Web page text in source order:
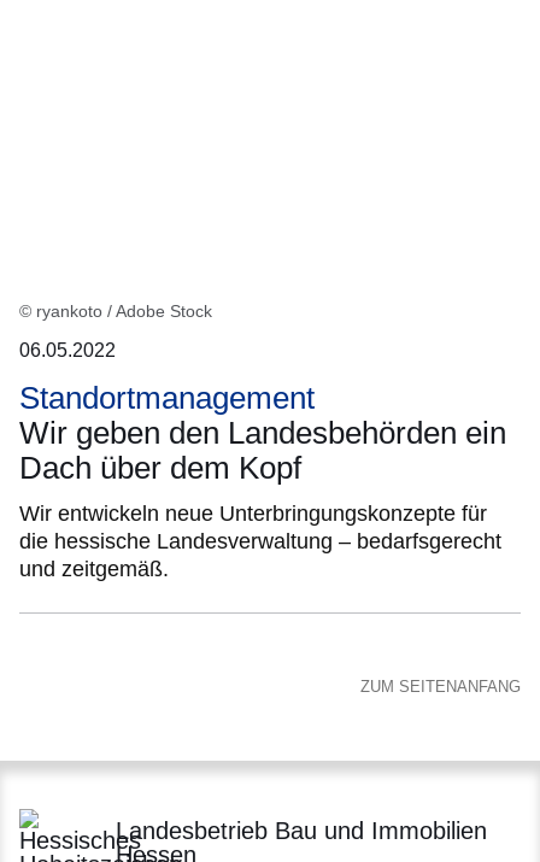
© ryankoto / Adobe Stock
06.05.2022
Standortmanagement
Wir geben den Landesbehörden ein
Dach über dem Kopf
Wir entwickeln neue Unterbringungskonzepte für
die hessische Landesverwaltung – bedarfsgerecht
und zeitgemäß.
ZUM SEITENANFANG
Landesbetrieb Bau und Immobilien
Hessen